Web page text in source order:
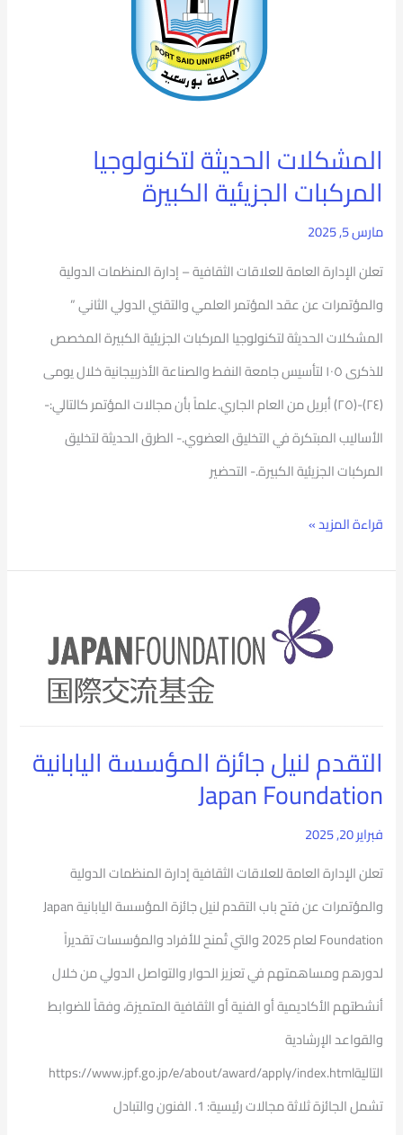
المشكلات الحديثة لتكنولوجيا
المركبات الجزيئية الكبيرة
مارس 5, 2025
تعلن الإدارة العامة للعلاقات الثقافية – إدارة المنظمات الدولية
والمؤتمرات عن عقد المؤتمر العلمي والتقني الدولي الثاني ”
المشكلات الحديثة لتكنولوجيا المركبات الجزيئية الكبيرة المخصص
للذكرى ١٠٥ لتأسيس جامعة النفط والصناعة الأذربيجانية خلال يومى
(٢٤)-(٢٥) أبريل من العام الجاري.علماً بأن مجالات المؤتمر كالتالي:-
الأساليب المبتكرة في التخليق العضوي.- الطرق الحديثة لتخليق
المركبات الجزيئية الكبيرة.- التحضير
قراءة المزيد »
التقدم لنيل جائزة المؤسسة اليابانية
Japan Foundation
فبراير 20, 2025
تعلن الإدارة العامة للعلاقات الثقافية إدارة المنظمات الدولية
والمؤتمرات عن فتح باب التقدم لنيل جائزة المؤسسة اليابانية Japan
Foundation لعام 2025 والتي تُمنح للأفراد والمؤسسات تقديراً
لدورهم ومساهمتهم في تعزيز الحوار والتواصل الدولي من خلال
أنشطتهم الأكاديمية أو الفنية أو الثقافية المتميزة، وفقاً للضوابط
والقواعد الإرشادية
التاليةhttps://www.jpf.go.jp/e/about/award/apply/index.html
تشمل الجائزة ثلاثة مجالات رئيسية: 1. الفنون والتبادل
Japan
Foundation